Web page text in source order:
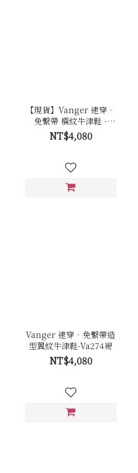
【現貨】Vanger 速穿．
免繫帶 橫紋牛津鞋 -
Va301咖
NT$4,080
Vanger 速穿．免繫帶造
型翼紋牛津鞋-Va274褐
NT$4,080